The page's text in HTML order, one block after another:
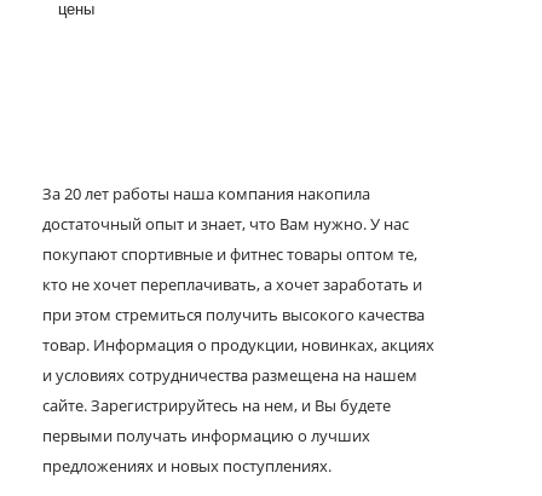
цены
За 20 лет работы наша компания накопила
достаточный опыт и знает, что Вам нужно. У нас
покупают спортивные и фитнес товары оптом те,
кто не хочет переплачивать, а хочет заработать и
при этом стремиться получить высокого качества
товар. Информация о продукции, новинках, акциях
и условиях сотрудничества размещена на нашем
сайте. Зарегистрируйтесь на нем, и Вы будете
первыми получать информацию о лучших
предложениях и новых поступлениях.